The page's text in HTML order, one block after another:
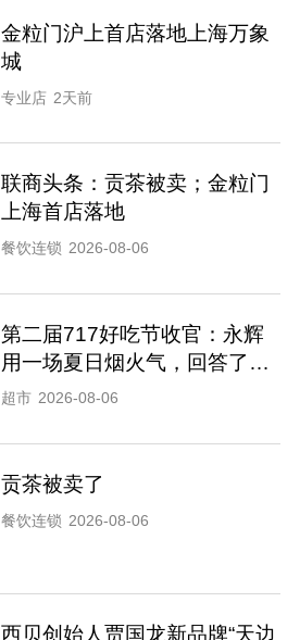
金粒门沪上首店落地上海万象
城
专业店 2天前
联商头条：贡茶被卖；金粒门
上海首店落地
餐饮连锁 2026-08-06
第二届717好吃节收官：永辉
用一场夏日烟火气，回答了什
么是“好好生活”
超市 2026-08-06
贡茶被卖了
餐饮连锁 2026-08-06
西贝创始人贾国龙新品牌“天边